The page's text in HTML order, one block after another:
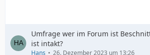
Umfrage wer im Forum ist
ist intakt?
Hans 26. Dezember 2023 um 13:26